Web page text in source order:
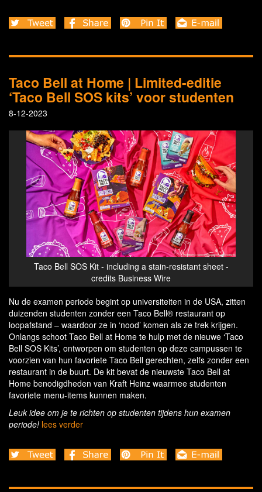
Taco Bell at Home | Limited-editie
‘Taco Bell SOS kits’ voor studenten
8-12-2023
Taco Bell SOS Kit - including a stain-resistant sheet -
credits Business Wire
Nu de examen periode begint op universiteiten in de USA, zitten
duizenden studenten zonder een Taco Bell® restaurant op
loopafstand – waardoor ze in ‘nood’ komen als ze trek krijgen.
Onlangs schoot Taco Bell at Home te hulp met de nieuwe ‘Taco
Bell SOS Kits’, ontworpen om studenten op deze campussen te
voorzien van hun favoriete Taco Bell gerechten, zelfs zonder een
restaurant in de buurt. De kit bevat de nieuwste Taco Bell at
Home benodigdheden van Kraft Heinz waarmee studenten
favoriete menu-items kunnen maken.
Leuk idee om je te richten op studenten tijdens hun examen
periode! lees verder